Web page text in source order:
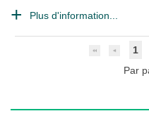
Plus d'information...
1
Par